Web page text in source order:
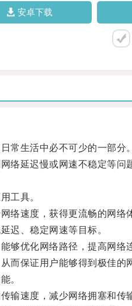
安卓下载
生活中必不可少的一部分。
延迟慢或网速不稳定等问
工具。
速度，获得更流畅的网络
、稳定网速等目标。
优化网络路径，提高网络
保证用户能够得到极佳的
。
速度，减少网络拥塞和传